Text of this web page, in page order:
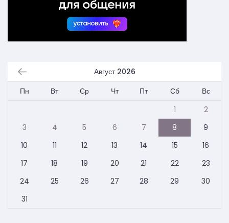
Август 2026
Пн
Вт Ср Чт Пт Сб
Вс
1
2
3
4 5 6 7 8
9
10
11 12 13 14 15
16
17
18 19 20 21 22
23
24
25 26 27 28 29
30
31